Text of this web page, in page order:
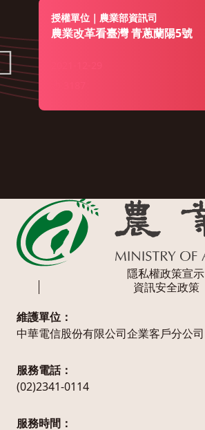
授權單位｜農業部資訊司
農業改革看臺灣 青蔥蘭陽5號
隱私權政策宣示
資訊安全政策
維護單位：
中華電信股份有限公司企業客戶分公司
服務電話：
(02)2341-0114
服務時間：